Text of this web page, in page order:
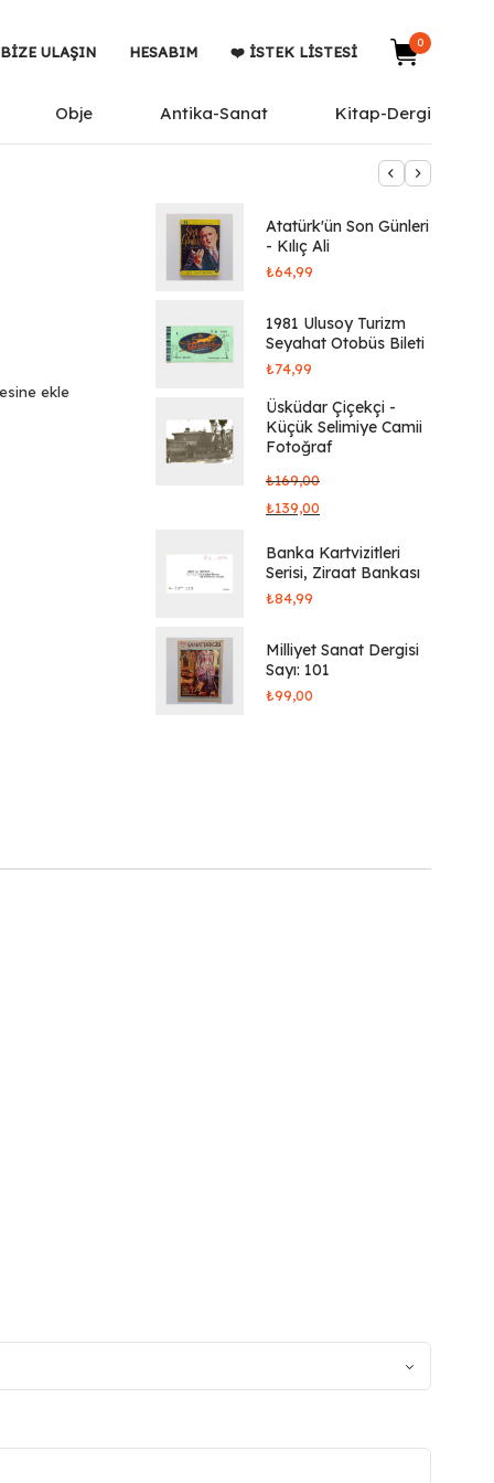
BIZE ULAŞIN HESABIM ❤️ İSTEK LISTESI
0
Obje Antika-Sanat Kitap-Dergi
ekle
Atatürk'ün Son Günleri
- Kılıç Ali
₺64,99
1981 Ulusoy Turizm
Seyahat Otobüs Bileti
₺74,99
Üsküdar Çiçekçi -
Küçük Selimiye Camii
Fotoğraf
₺169,00
₺139,00
Banka Kartvizitleri
Serisi, Ziraat Bankası
₺84,99
Milliyet Sanat Dergisi
Sayı: 101
₺99,00